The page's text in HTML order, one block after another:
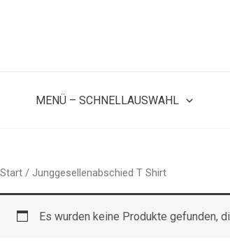
MENÜ – SCHNELLAUSWAHL
Start / Junggesellenabschied T Shirt
Es wurden keine Produkte gefunden,